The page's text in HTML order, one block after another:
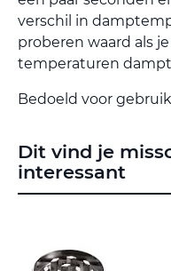
verschil in
proberen waard als
temperaturen
Bedoeld voor
Dit vind je
interessant